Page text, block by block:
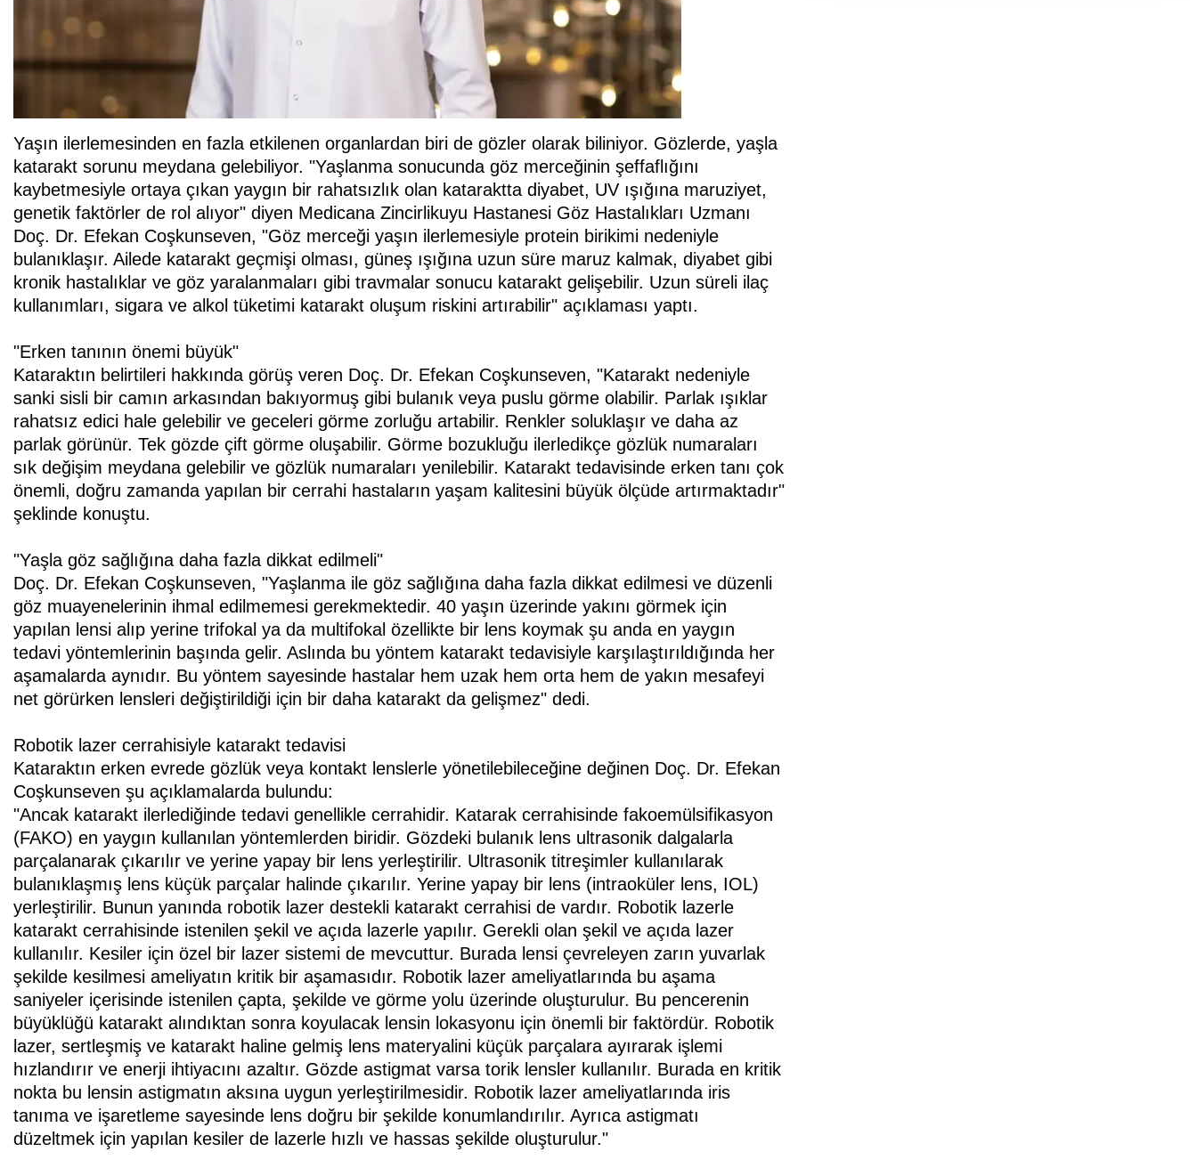
Yaşın ilerlemesinden en fazla etkilenen organlardan biri de gözler olarak biliniyor. Gözlerde, yaşla
katarakt sorunu meydana gelebiliyor. "Yaşlanma sonucunda göz merceğinin şeffaflığını
kaybetmesiyle ortaya çıkan yaygın bir rahatsızlık olan kataraktta diyabet, UV ışığına maruziyet,
genetik faktörler de rol alıyor" diyen Medicana Zincirlikuyu Hastanesi Göz Hastalıkları Uzmanı
Doç. Dr. Efekan Coşkunseven, "Göz merceği yaşın ilerlemesiyle protein birikimi nedeniyle
bulanıklaşır. Ailede katarakt geçmişi olması, güneş ışığına uzun süre maruz kalmak, diyabet gibi
kronik hastalıklar ve göz yaralanmaları gibi travmalar sonucu katarakt gelişebilir. Uzun süreli ilaç
kullanımları, sigara ve alkol tüketimi katarakt oluşum riskini artırabilir" açıklaması yaptı.
"Erken tanının önemi büyük"
Kataraktın belirtileri hakkında görüş veren Doç. Dr. Efekan Coşkunseven, "Katarakt nedeniyle
sanki sisli bir camın arkasından bakıyormuş gibi bulanık veya puslu görme olabilir. Parlak ışıklar
rahatsız edici hale gelebilir ve geceleri görme zorluğu artabilir. Renkler soluklaşır ve daha az
parlak görünür. Tek gözde çift görme oluşabilir. Görme bozukluğu ilerledikçe gözlük numaraları
sık değişim meydana gelebilir ve gözlük numaraları yenilebilir. Katarakt tedavisinde erken tanı çok
önemli, doğru zamanda yapılan bir cerrahi hastaların yaşam kalitesini büyük ölçüde artırmaktadır"
şeklinde konuştu.
"Yaşla göz sağlığına daha fazla dikkat edilmeli"
Doç. Dr. Efekan Coşkunseven, "Yaşlanma ile göz sağlığına daha fazla dikkat edilmesi ve düzenli
göz muayenelerinin ihmal edilmemesi gerekmektedir. 40 yaşın üzerinde yakını görmek için
yapılan lensi alıp yerine trifokal ya da multifokal özellikte bir lens koymak şu anda en yaygın
tedavi yöntemlerinin başında gelir. Aslında bu yöntem katarakt tedavisiyle karşılaştırıldığında her
aşamalarda aynıdır. Bu yöntem sayesinde hastalar hem uzak hem orta hem de yakın mesafeyi
net görürken lensleri değiştirildiği için bir daha katarakt da gelişmez" dedi.
Robotik lazer cerrahisiyle katarakt tedavisi
Kataraktın erken evrede gözlük veya kontakt lenslerle yönetilebileceğine değinen Doç. Dr. Efekan
Coşkunseven şu açıklamalarda bulundu:
"Ancak katarakt ilerlediğinde tedavi genellikle cerrahidir. Katarak cerrahisinde fakoemülsifikasyon
(FAKO) en yaygın kullanılan yöntemlerden biridir. Gözdeki bulanık lens ultrasonik dalgalarla
parçalanarak çıkarılır ve yerine yapay bir lens yerleştirilir. Ultrasonik titreşimler kullanılarak
bulanıklaşmış lens küçük parçalar halinde çıkarılır. Yerine yapay bir lens (intraoküler lens, IOL)
yerleştirilir. Bunun yanında robotik lazer destekli katarakt cerrahisi de vardır. Robotik lazerle
katarakt cerrahisinde istenilen şekil ve açıda lazerle yapılır. Gerekli olan şekil ve açıda lazer
kullanılır. Kesiler için özel bir lazer sistemi de mevcuttur. Burada lensi çevreleyen zarın yuvarlak
şekilde kesilmesi ameliyatın kritik bir aşamasıdır. Robotik lazer ameliyatlarında bu aşama
saniyeler içerisinde istenilen çapta, şekilde ve görme yolu üzerinde oluşturulur. Bu pencerenin
büyüklüğü katarakt alındıktan sonra koyulacak lensin lokasyonu için önemli bir faktördür. Robotik
lazer, sertleşmiş ve katarakt haline gelmiş lens materyalini küçük parçalara ayırarak işlemi
hızlandırır ve enerji ihtiyacını azaltır. Gözde astigmat varsa torik lensler kullanılır. Burada en kritik
nokta bu lensin astigmatın aksına uygun yerleştirilmesidir. Robotik lazer ameliyatlarında iris
tanıma ve işaretleme sayesinde lens doğru bir şekilde konumlandırılır. Ayrıca astigmatı
düzeltmek için yapılan kesiler de lazerle hızlı ve hassas şekilde oluşturulur."